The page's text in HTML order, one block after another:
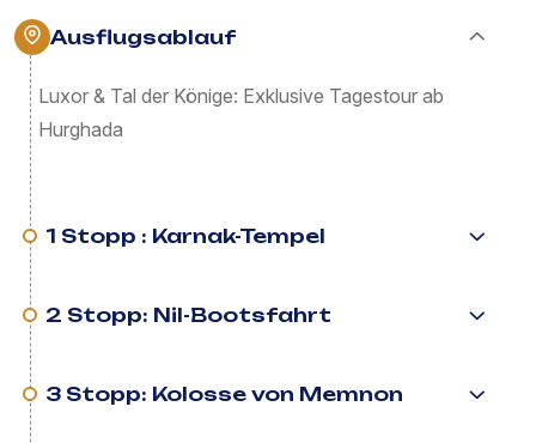
Ausflugsablauf
Luxor & Tal der Könige: Exklusive Tagestour ab
Hurghada
1 Stopp : Karnak-Tempel
2 Stopp: Nil-Bootsfahrt
3 Stopp: Kolosse von Memnon